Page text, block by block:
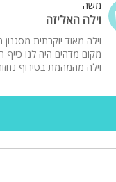
משה
וילה האליזה
מקום מדהים היה לנו
וילה מהמהמת בטירוף